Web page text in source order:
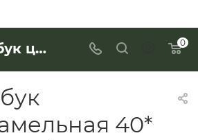
Ступень бук цельноламельная 40* 300*1200 мм (сорт Экстра) для работы с деревянными изделиями — купить в «Интерьер Дом» 0
40*